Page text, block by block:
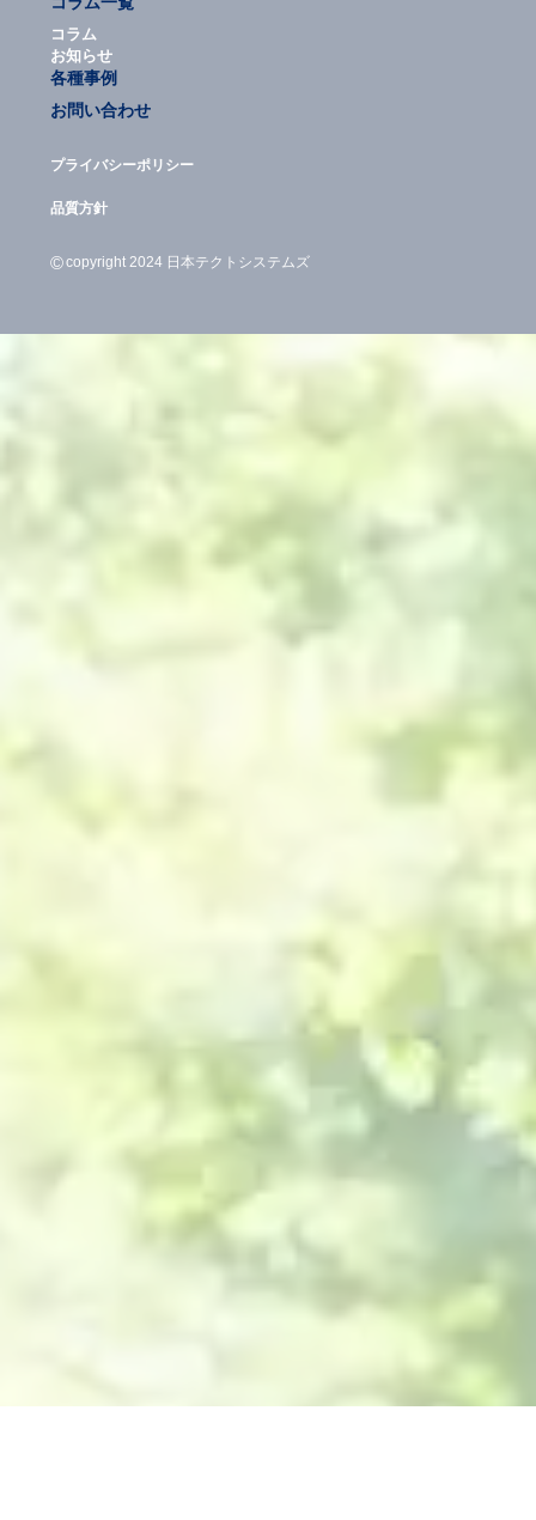
コラム
お知らせ
各種事例
お問い合わせ
プライバシーポリシー
品質方針
©copyright 2024 日本テクトシステムズ